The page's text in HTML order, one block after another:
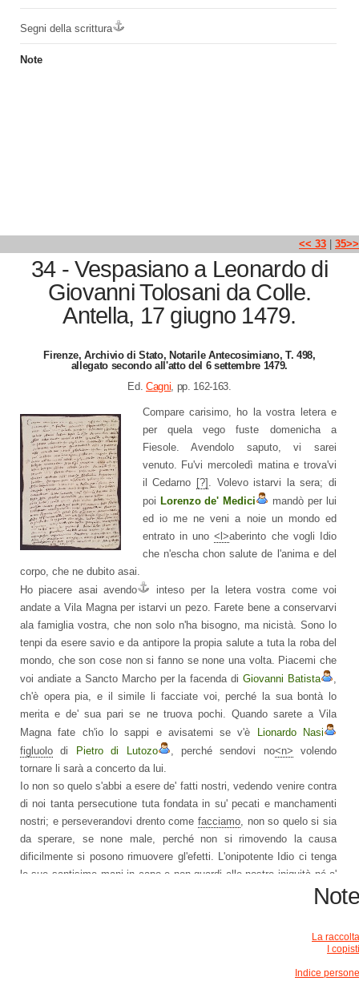
Segni della scrittura
Note
<< 33 35>>
34 - Vespasiano a Leonardo di
Giovanni Tolosani da Colle.
Antella, 17 giugno 1479.
Firenze, Archivio di Stato, Notarile Antecosimiano, T. 498,
allegato secondo all'atto del 6 settembre 1479.
Ed. Cagni, pp. 162-163.
Compare carisimo, ho la vostra letera e
per quela vego fuste domenicha a
Fiesole. Avendolo saputo, vi sarei
venuto. Fu'vi mercoledì matina e trova'vi
il Cedarno [?]
. Volevo istarvi la sera; di
poi Lorenzo de' Medici
mandò per lui
ed io me ne veni a noie un mondo ed
entrato in uno<l>aberinto che vogli Idio
che n'escha chon salute de l'anima e del
corpo, che ne dubito asai.
Ho piacere asaiavendo
inteso per la letera vostra come voi
andate a Vila Magna per istarvi un pezo. Farete bene a conservarvi
ala famiglia vostra, che non solo n'ha bisogno, ma nicistà. Sono lo
tenpi da esere savio e da antipore la propia salute a tuta la roba del
mondo, che son cose non si fanno se none una volta. Piacemi che
voi andiate a Sancto Marcho per la facenda diGiovanni Batista
ch'è opera pia, e il simile li facciate voi, perché la sua bontà lo
merita e de' sua pari se ne truova pochi. Quando sarete a Vila
Magna fate ch'io lo sappi e avisatemi se v'è
Lionardo Nasi
figluolodi Pietro di Lutozo , perché sendovi no<n> volendo
tornare li sarà a concerto da lui.
Io non so quelo s'abbi a esere de' fatti nostri, vedendo venire contra
di noi tanta persecutione tuta fondata in su' pecati e manchamenti
nostri; e perseverandovi drento come facciamo , non so quelo si sia
da sperare, se none male, perché non si rimovendo la causa
dificilmente si posono rimuovere gl'efetti. L'onipotente Idio ci tenga
le sue santisime mani in capo e non guardi alle nostre iniquità né a'
gli piaceva punto. È partito che bisognava pensare inanzi l'avesino
Note
La raccolta
I copisti
Indice persone